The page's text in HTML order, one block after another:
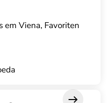
em Viena, Favoriten